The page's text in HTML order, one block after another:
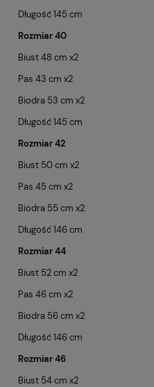
Długość 145 cm
Rozmiar 40
Biust 48 cm x2
Pas 43 cm x2
Biodra 53 cm x2
Długość 145 cm
Rozmiar 42
Biust 50 cm x2
Pas 45 cm x2
Biodra 55 cm x2
Długość 146 cm
Rozmiar 44
Biust 52 cm x2
Pas 46 cm x2
Biodra 56 cm x2
Długość 146 cm
Rozmiar 46
Biust 54 cm x2